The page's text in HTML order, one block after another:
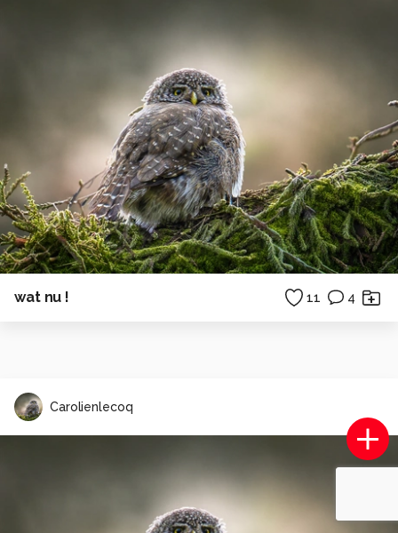
wat nu ! 11 4
Carolienlecoq